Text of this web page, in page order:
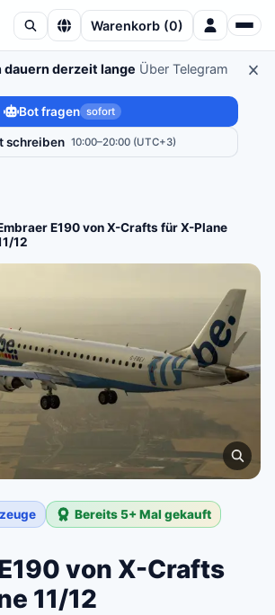
Warenkorb (0)
derzeit lange Über Telegram
Bot fragen sofort
schreiben 10:00–20:00 (UTC+3)
E190 von X-Crafts für X-Plane
12
Bereits 5+ Mal gekauft
von X-Crafts
11/12